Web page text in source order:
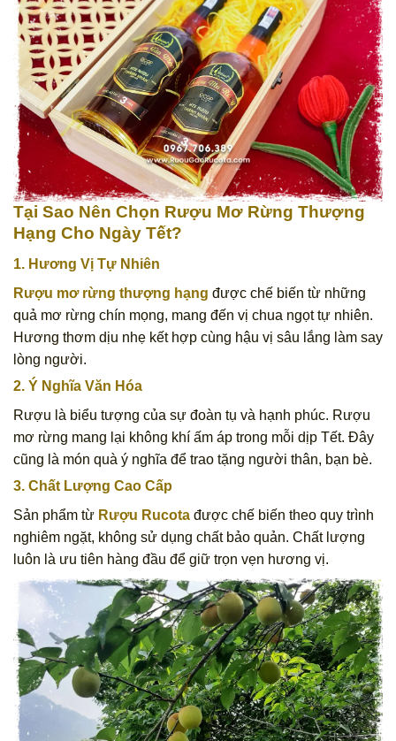
Tại Sao Nên Chọn Rượu Mơ Rừng Thượng
Hạng Cho Ngày Tết?
1. Hương Vị Tự Nhiên
Rượu mơ rừng thượng hạng được chế biến từ những
quả mơ rừng chín mọng, mang đến vị chua ngọt tự nhiên.
Hương thơm dịu nhẹ kết hợp cùng hậu vị sâu lắng làm say
lòng người.
2. Ý Nghĩa Văn Hóa
Rượu là biểu tượng của sự đoàn tụ và hạnh phúc. Rượu
mơ rừng mang lại không khí ấm áp trong mỗi dịp Tết. Đây
cũng là món quà ý nghĩa để trao tặng người thân, bạn bè.
3. Chất Lượng Cao Cấp
Sản phẩm từ Rượu Rucota được chế biến theo quy trình
nghiêm ngặt, không sử dụng chất bảo quản. Chất lượng
luôn là ưu tiên hàng đầu để giữ trọn vẹn hương vị.